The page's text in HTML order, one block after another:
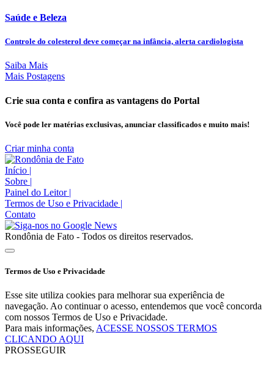
Saúde e Beleza
Controle do colesterol deve começar na infância, alerta cardiologista
Saiba Mais
Mais Postagens
Crie sua conta e confira as vantagens do Portal
Você pode ler matérias exclusivas, anunciar classificados e muito mais!
Criar minha conta
Início |
Sobre |
Painel do Leitor |
Termos de Uso e Privacidade |
Contato
Rondônia de Fato - Todos os direitos reservados.
Termos de Uso e Privacidade
Esse site utiliza cookies para melhorar sua experiência de
navegação. Ao continuar o acesso, entendemos que você concorda
com nossos Termos de Uso e Privacidade.
Para mais informações, ACESSE NOSSOS TERMOS
CLICANDO AQUI
PROSSEGUIR